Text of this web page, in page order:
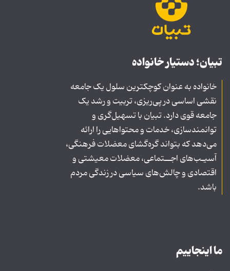
تبیان؛ دستیار خانواده
خانواده به عنوان کوچکترین سلول یک جامعه
نقشی اساسی در پی‌ریزی، تربیت و رشد یک
جامعه قوی دارد. تبیان با تسهیل‌گری و
توانمندسازی، خدمات و محتواهایی را ارائه
می‌دهد که بتواند گره‌گشای معضلات فرهنگی،
آسیـب‌های اجــتماعی، معضلات معیشتی و
اقتصادی و چالش‌های سیاسی در زندگی مردم
باشد.
ما اینجاییم